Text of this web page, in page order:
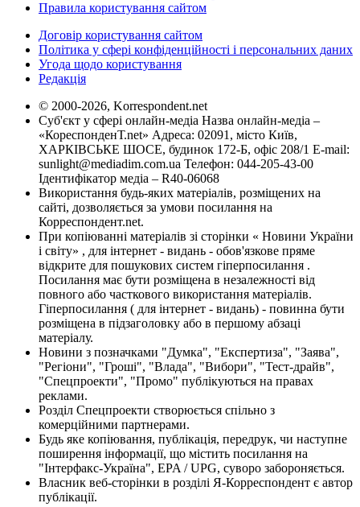
Правила користування сайтом
Договір користування сайтом
Політика у сфері конфіденційності і персональних даних
Угода щодо користування
Редакція
© 2000-2026, Korrespondent.net
Суб'єкт у сфері онлайн-медіа Назва онлайн-медіа –
«КореспонденТ.net» Адреса: 02091, місто Київ,
ХАРКІВСЬКЕ ШОСЕ, будинок 172-Б, офіс 208/1 E-mail:
sunlight@mediadim.com.ua Телефон: 044-205-43-00
Ідентифікатор медіа – R40-06068
Використання будь-яких матеріалів, розміщених на
сайті, дозволяється за умови посилання на
Корреспондент.net.
При копіюванні матеріалів зі сторінки « Новини України
і світу» , для інтернет - видань - обов'язкове пряме
відкрите для пошукових систем гіперпосилання .
Посилання має бути розміщена в незалежності від
повного або часткового використання матеріалів.
Гіперпосилання ( для інтернет - видань) - повинна бути
розміщена в підзаголовку або в першому абзаці
матеріалу.
Новини з позначками "Думка", "Експертиза", "Заява",
"Регіони", "Гроші", "Влада", "Вибори", "Тест-драйв",
"Спецпроекти", "Промо" публікуються на правах
реклами.
Розділ Спецпроекти створюється спільно з
комерційними партнерами.
Будь яке копіювання, публікація, передрук, чи наступне
поширення інформації, що містить посилання на
"Інтерфакс-Україна", EPA / UPG, суворо забороняється.
Власник веб-сторінки в розділі Я-Корреспондент є автор
публікації.